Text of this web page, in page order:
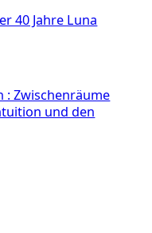
40 Jahre Luna
: Zwischenräume
und den